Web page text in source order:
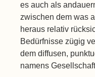
es auch als
zwischen dem was
heraus relativ
Bedürfnisse zügig
dem diffusen,
namens